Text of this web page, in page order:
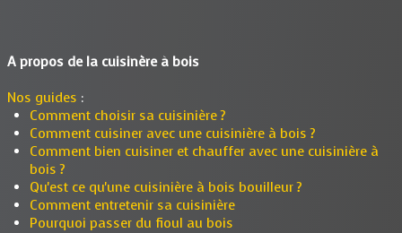
A propos de la cuisinère à bois
Nos guides :
Comment choisir sa cuisinière ?
Comment cuisiner avec une cuisinière à bois ?
Comment bien cuisiner et chauffer avec une cuisinière à
bois ?
Qu'est ce qu'une cuisinière à bois bouilleur ?
Comment entretenir sa cuisinière
Pourquoi passer du fioul au bois